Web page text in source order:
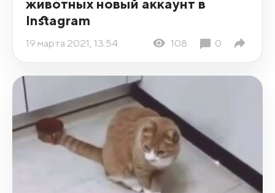
животных новый аккаунт в
Instagram
19 марта 2021, 13:54 108 0